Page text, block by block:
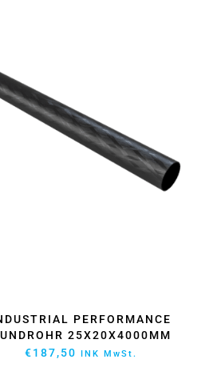
PERFORMANCE
25X20X4000MM
€187,50 INK MwSt.